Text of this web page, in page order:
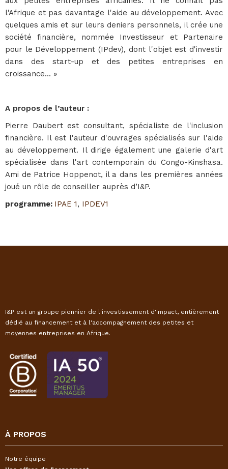
l'Afrique et pas davantage l'aide au développement. Avec
quelques amis et sur leurs deniers personnels, il crée une
société financière, nommée Investisseur et Partenaire
pour le Développement (IPdev), dont l'objet est d'investir
dans des start-up et des petites entreprises en
croissance... »
A propos de l’auteur :
Pierre Daubert est consultant, spécialiste de l'inclusion
financière. Il est l'auteur d'ouvrages spécialisés sur l'aide
au développement. Il dirige également une galerie d'art
spécialisée dans l'art contemporain du Congo-Kinshasa.
Ami de Patrice Hoppenot, il a dans les premières années
joué un rôle de conseiller auprès d’I&P.
programme: IPAE 1, IPDEV1
I&P est un groupe pionnier de l'investissement d'impact, entièrement
dédié au financement et à l'accompagnement des petites et
moyennes entreprises en Afrique.
À PROPOS
Notre équipe